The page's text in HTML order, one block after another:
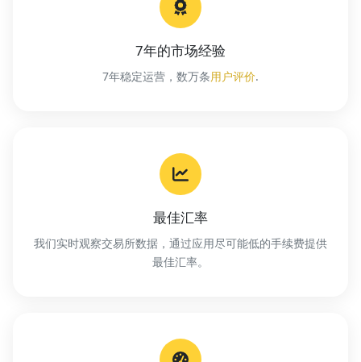
7年的市场经验
7年稳定运营，数万条用户评价.
最佳汇率
我们实时观察交易所数据，通过应用尽可能低的手续费提供
最佳汇率。